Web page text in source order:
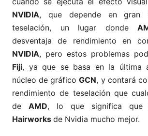
NVIDIA, que depende en gran
teselación, un lugar donde
desventaja de rendimiento en
NVIDIA, pero estos problemas
Fiji, ya que se basa en la última
núcleo de gráficoGCN, y contará
rendimiento de teselación que
de AMD, lo que significa que
Hairworks de Nvidia mucho mejor.